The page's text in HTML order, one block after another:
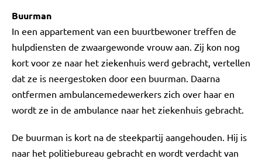
Buurman
In een appartement van een buurtbewoner treffen de
hulpdiensten de zwaargewonde vrouw aan. Zij kon nog
kort voor ze naar het ziekenhuis werd gebracht, vertellen
dat ze is neergestoken door een buurman. Daarna
ontfermen ambulancemedewerkers zich over haar en
wordt ze in de ambulance naar het ziekenhuis gebracht.
De buurman is kort na de steekpartij aangehouden. Hij is
naar het politiebureau gebracht en wordt verdacht van